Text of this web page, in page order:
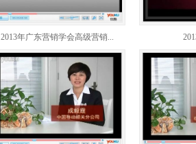
2013年广东营销学会高级营销...